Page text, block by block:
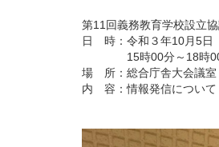
第11回義務教育学校設立
日 時：令和３年10月5日
15時00分～18時
場 所：総合庁舎大会議室
内 容：情報発信について